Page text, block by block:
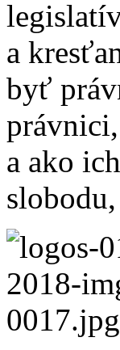
a
byť
a ako